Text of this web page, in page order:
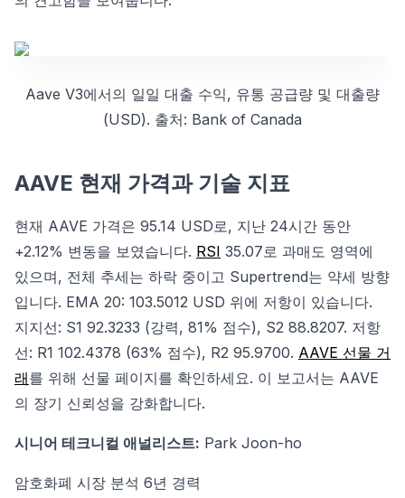
Aave V3에서의 일일 대출 수익, 유통 공급량 및 대출량
(USD). 출처: Bank of Canada
AAVE 현재 가격과 기술 지표
현재 AAVE 가격은 95.14 USD로, 지난 24시간 동안
+2.12% 변동을 보였습니다. RSI 35.07로 과매도 영역에
있으며, 전체 추세는 하락 중이고 Supertrend는 약세 방향
입니다. EMA 20: 103.5012 USD 위에 저항이 있습니다.
지지선: S1 92.3233 (강력, 81% 점수), S2 88.8207. 저항
선: R1 102.4378 (63% 점수), R2 95.9700. AAVE 선물 거
래를 위해 선물 페이지를 확인하세요. 이 보고서는 AAVE
의 장기 신뢰성을 강화합니다.
시니어 테크니컬 애널리스트: Park Joon-ho
암호화폐 시장 분석 6년 경력